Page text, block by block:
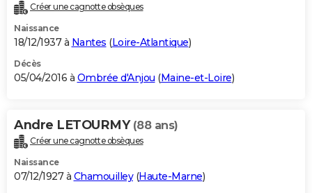
Créer une cagnotte obsèques
Naissance
18/12/1937 à Nantes (Loire-Atlantique)
Décès
05/04/2016 à Ombrée d'Anjou (Maine-et-Loire)
Andre LETOURMY (88 ans)
Créer une cagnotte obsèques
Naissance
07/12/1927 à Chamouilley(Haute-Marne)